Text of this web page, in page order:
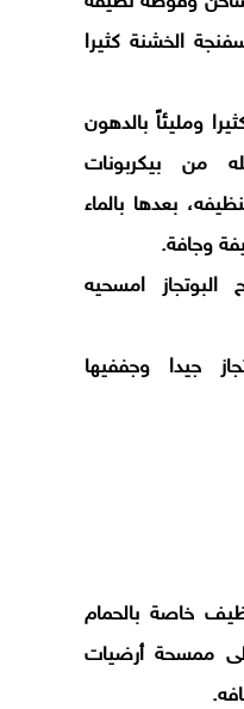
الخشنة كثيرا
ومليئاً بالدهون
من بيكربونات
بعدها بالماء
وجافة.
امسحيه
جيدا وجففيها
خاصة بالحمام
ممسحة أرضيات